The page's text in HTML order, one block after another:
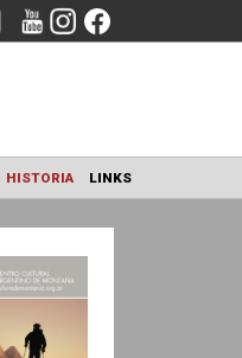
DEL MUNDO HISTORIA